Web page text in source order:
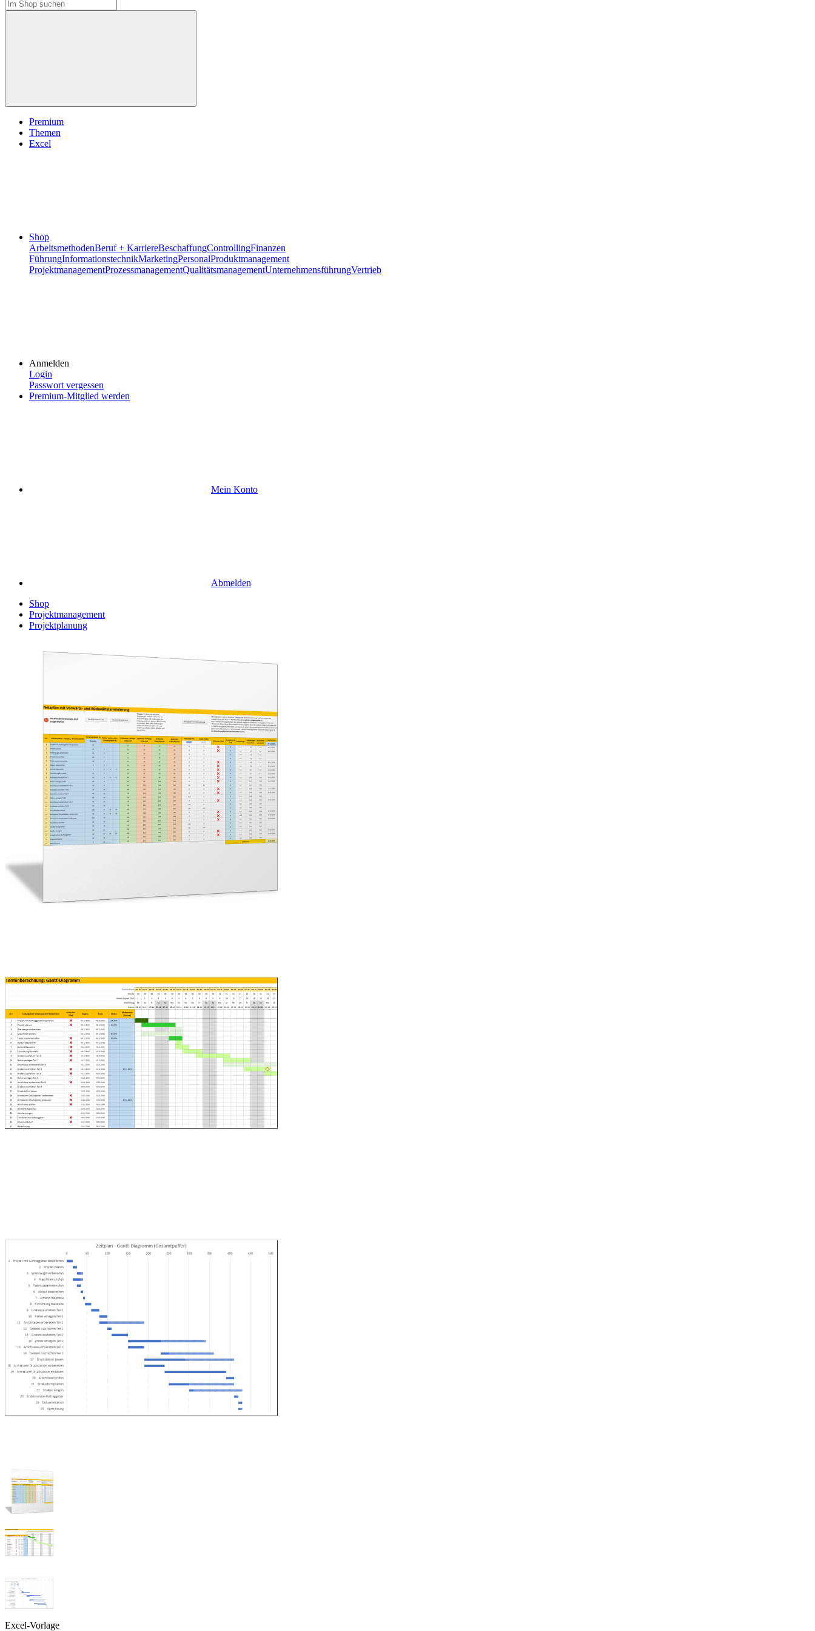
Premium
Themen
Excel
Shop
ArbeitsmethodenBeruf + KarriereBeschaffungControllingFinanzen
FührungInformationstechnikMarketingPersonalProduktmanagement
ProjektmanagementProzessmanagementQualitätsmanagementUnternehmensführungVertrieb
Anmelden
Login
Passwort vergessen
Premium-Mitglied werden
Mein Konto
Abmelden
Shop
Projektmanagement
Projektplanung
Excel-Vorlage